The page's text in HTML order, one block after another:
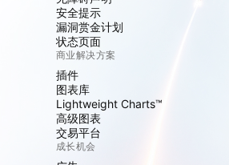
安全提示
漏洞赏金计划
状态页面
商业解决方案
插件
图表库
Lightweight Charts™
高级图表
交易平台
成长机会